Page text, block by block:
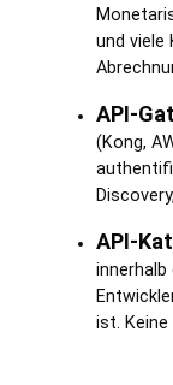
und viele
API-
(Kong,
API-
innerhalb
ist.